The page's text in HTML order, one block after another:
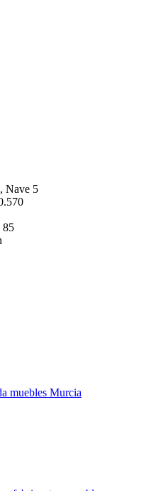
Nave 5
85